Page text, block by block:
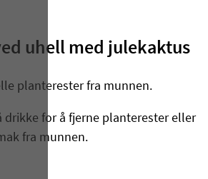
uhell med julekaktus
planterester fra munnen.
drikke for å fjerne planterester eller
fra munnen.